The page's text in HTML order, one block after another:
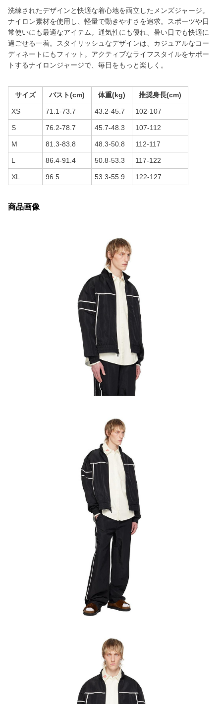
洗練されたデザインと快適な着心地を両立したメンズジャージ。
ナイロン素材を使用し、軽量で動きやすさを追求。スポーツや日
常使いにも最適なアイテム。通気性にも優れ、暑い日でも快適に
過ごせる一着。スタイリッシュなデザインは、カジュアルなコー
ディネートにもフィット。アクティブなライフスタイルをサポー
トするナイロンジャージで、毎日をもっと楽しく。
サイズ バスト(cm) 体重(kg) 推奨身長(cm)
XS 71.1-73.7 43.2-45.7 102-107
S 76.2-78.7 45.7-48.3 107-112
M 81.3-83.8 48.3-50.8 112-117
L 86.4-91.4 50.8-53.3 117-122
XL 96.5 53.3-55.9 122-127
商品画像